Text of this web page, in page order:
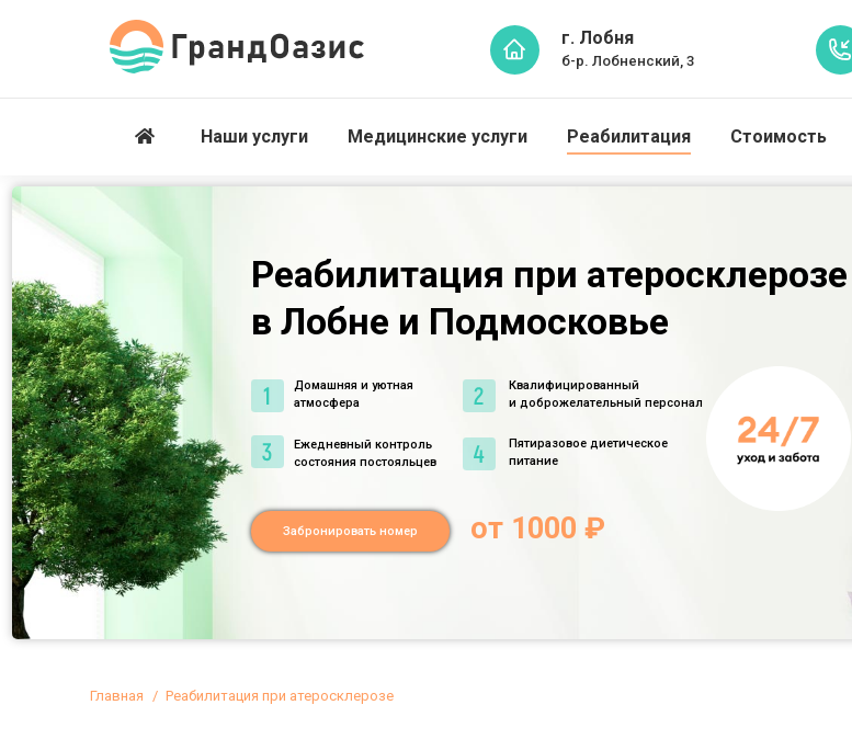
г. Лобня
б-р. Лобненский, 3
Наши услуги Медицинские услуги Реабилитация Стоимость
Реабилитация при атеросклерозе
в Лобне и Подмосковье
Домашняя и уютная
атмосфера
Ежедневный контроль
состояния постояльцев
Квалифицированный
и доброжелательный персонал
Пятиразовое диетическое
питание
Забронировать номер от 1000 ₽
Вы здесь:
Главная Реабилитация при атеросклерозе